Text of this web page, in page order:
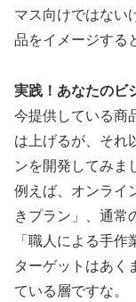
マス向けではない
品をイメージする
実践！あなたのビ
今提供している商
は上げるが、それ
ンを開発してみま
例えば、オンライ
きプラン」、通常
「職人による手作
ターゲットはあく
ている層ですな。